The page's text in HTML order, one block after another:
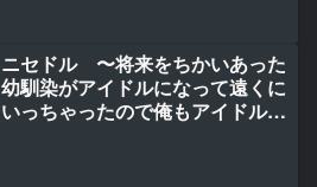
ニセドル 〜将来をちかいあった
幼馴染がアイドルになって遠くに
いっちゃったので俺もアイドル